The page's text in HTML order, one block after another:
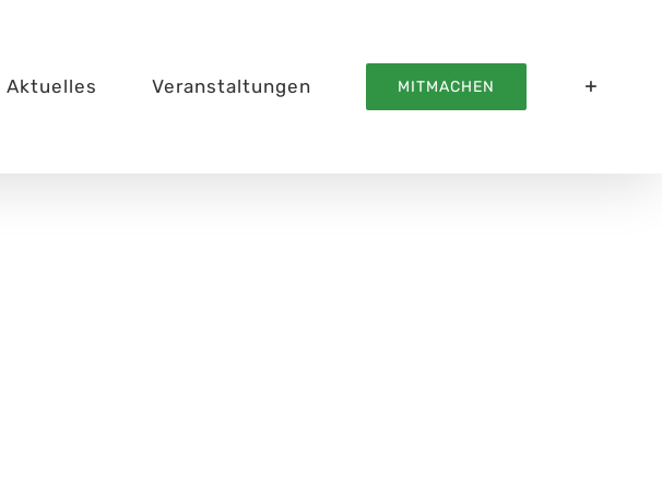
Aktuelles Veranstaltungen MITMACHEN